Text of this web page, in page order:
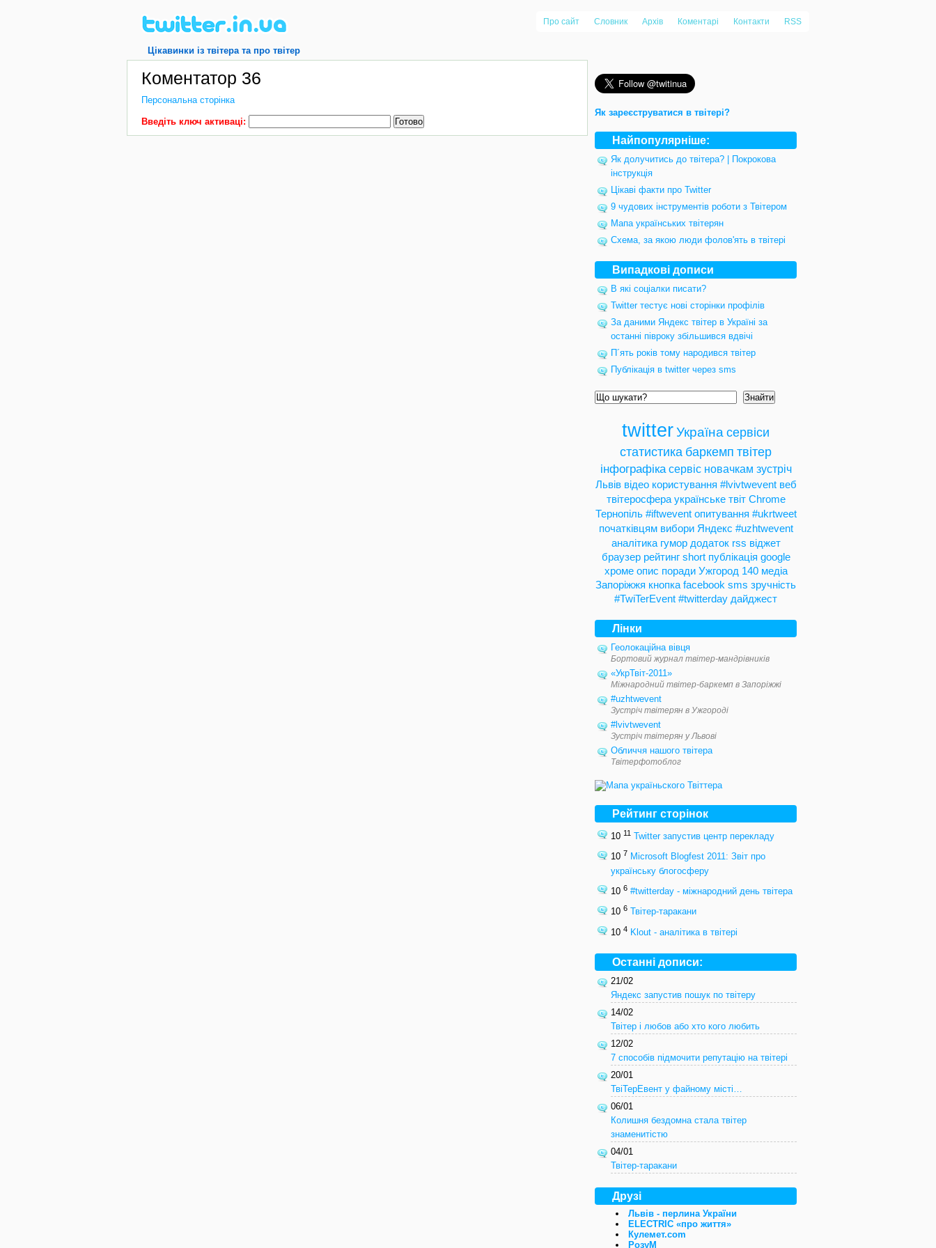
Цікавинки із твітера та про твітер
Про сайт Словник Архів Коментарі Контакти RSS
Коментатор 36
Персональна сторінка
Введіть ключ активаці:
Як зареєструватися в твітері?
Найпопулярніше:
Як долучитись до твітера? | Покрокова
інструкція
Цікаві факти про Twitter
9 чудових інструментів роботи з Твітером
Мапа українських твітерян
Схема, за якою люди фолов'ять в твітері
Випадкові дописи
В які соціалки писати?
Twitter тестує нові сторінки профілів
За даними Яндекс твітер в Україні за
останні півроку збільшився вдвічі
П´ять років тому народився твітер
Публікація в twitter через sms
Знайти
twitterУкраїна сервіси
статистика баркемп твітер
інфографіка сервіс новачкам зустріч
Львів відео користування #lvivtwevent веб
твітеросфера українське твіт Chrome
Тернопіль #iftwevent опитування #ukrtweet
початківцям вибори Яндекс #uzhtwevent
аналітика гумор додаток rss віджет
браузер рейтинг short публікація google
хроме опис поради Ужгород 140 медіа
Запоріжжя кнопка facebook sms зручність
#TwiTerEvent #twitterday дайджест
Лінки
Геолокаційна вівця
Бортовий журнал твітер-мандрівників
«УкрТвіт-2011»
Міжнародний твітер-баркемп в Запоріжжі
#uzhtwevent
Зустріч твітерян в Ужгороді
#lvivtwevent
Зустріч твітерян у Львові
Обличчя нашого твітера
Твітерфотоблог
Рейтинг сторінок
10 11 Twitter запустив центр перекладу
10 7 Microsoft Blogfest 2011: Звіт про
українську блогосферу
10 6 #twitterday - міжнародний день твітера
10 6
Твітер-таракани
10 4 Klout - аналітика в твітері
Останні дописи:
21/02
Яндекс запустив пошук по твітеру
14/02
Твітер і любов або хто кого любить
12/02
7 способів підмочити репутацію на твітері
20/01
ТвіТерЕвент у файному місті…
06/01
Колишня бездомна стала твітер
знаменитістю
04/01
Твітер-таракани
Друзі
Львів - перлина України
ELECTRIC «про життя»
Кулемет.com
РозуМ